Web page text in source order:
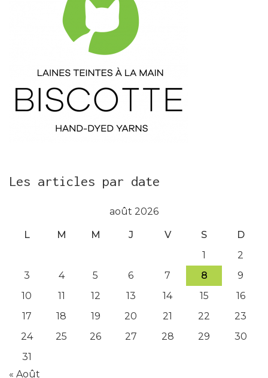
Les articles par date
août 2026
L M M J V S
D
1
2
3
4 5 6 7 8
9
10
11 12 13 14 15
16
17
18 19 20 21 22
23
24
25 26 27 28 29
30
31
« Août